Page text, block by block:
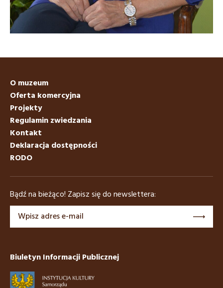
O muzeum
Oferta komercyjna
Projekty
Regulamin zwiedzania
Kontakt
Deklaracja dostępności
RODO
Bądź na bieżąco! Zapisz się do newslettera:
Biuletyn Informacji Publicznej